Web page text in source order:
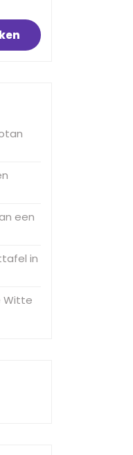
een
in
Witte